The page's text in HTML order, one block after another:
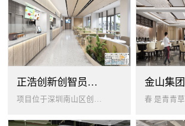
正浩创新创智员工餐厅
项目位于深圳南山区创智云城，服务正浩企业全体员工及来访亲友，总建筑面积 1537㎡，室内座位 450 座、室外休闲外摆 ...